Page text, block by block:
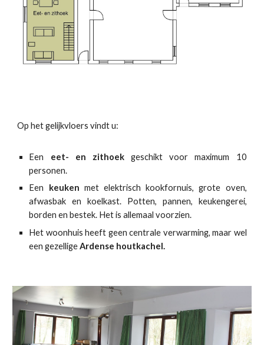
Op het gelijkvloers vindt u:
Een eet- en zithoekgeschikt voor maximum 10
personen.
Een keuken met elektrisch kookfornuis, grote oven,
afwasbak en koelkast. Potten, pannen, keukengerei,
borden en bestek. Het is allemaal voorzien.
Het woonhuis heeft geen centrale verwarming, maar wel
een gezelligeArdense houtkachel.